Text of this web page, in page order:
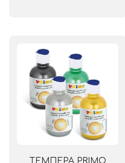
ΤΕΜΠΕΡΑ PRIMO